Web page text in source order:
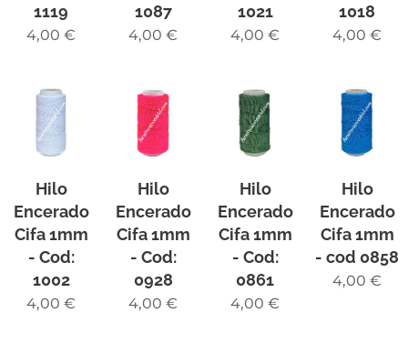
1119
4,00 €
1087
4,00 €
1021
4,00 €
1018
4,00 €
Hilo
Encerado
Cifa 1mm
- Cod:
1002
4,00 €
Hilo
Encerado
Cifa 1mm
- Cod:
0928
4,00 €
Hilo
Encerado
Cifa 1mm
- Cod:
0861
4,00 €
Hilo
Encerado
Cifa 1mm
- cod 0858
4,00 €